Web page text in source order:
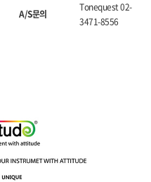
A/S문의
Tonequest 02-
3471-8556